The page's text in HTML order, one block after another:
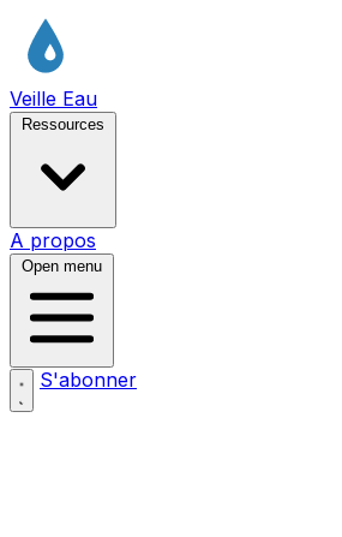
Veille Eau
Ressources
A propos
Open menu
S'abonner